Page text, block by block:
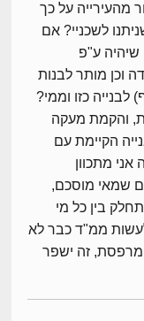
מהעירייה על כך
לשכניי? אם
ע"פ
קיימת בשטח. 3. במידה וכן מותר לבנות
כזו וממי?
והקמת מעקה
הקיימת עם
אני מתכוון
שמאי מוסכם,
בין כל מי
ממ"ד כבר לא
מרפסת, זה ישפר